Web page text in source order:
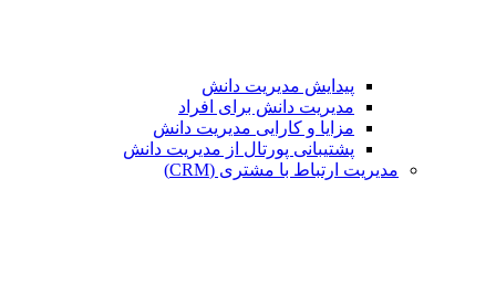
پیدایش مدیریت دانش
مدیریت دانش برای افراد
مزایا و کارایی مدیریت دانش
پشتیبانی پورتال از مدیریت دانش
مدیریت ارتباط با مشتری (CRM)